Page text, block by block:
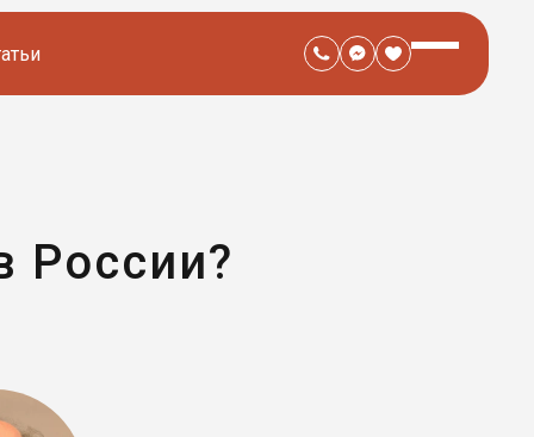
России?